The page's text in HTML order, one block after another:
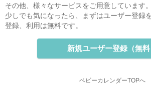
その他、様々なサービスをご用意しています。
少しでも気になったら、まずはユーザー登録
登録、利用は無料です。
新規ユーザー登録（無料
ベビーカレンダーTOPへ